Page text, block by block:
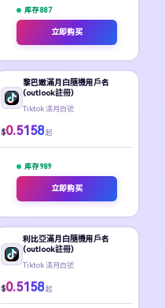
库存 887
立即购买
黎巴嫩滿月白隨機用戶名
(outlook註冊)
Tiktok 滿月白號
$0.5158 起
库存 989
立即购买
利比亞滿月白隨機用戶名
(outlook註冊)
Tiktok 滿月白號
$0.5158 起